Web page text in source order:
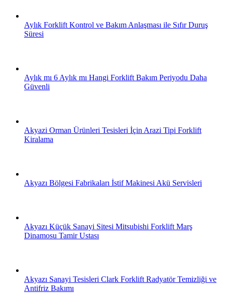
Aylık Forklift Kontrol ve Bakım Anlaşması ile Sıfır Duruş
Süresi
Aylık mı 6 Aylık mı Hangi Forklift Bakım Periyodu Daha
Güvenli
Akyazi Orman Ürünleri Tesisleri İçin Arazi Tipi Forklift
Kiralama
Akyazı Bölgesi Fabrikaları İstif Makinesi Akü Servisleri
Akyazı Küçük Sanayi Sitesi Mitsubishi Forklift Marş
Dinamosu Tamir Ustası
Akyazı Sanayi Tesisleri Clark Forklift Radyatör Temizliği ve
Antifriz Bakımı